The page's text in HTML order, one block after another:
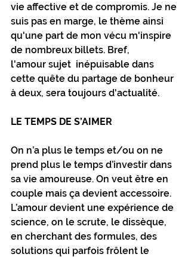
vie affective et de compromis. Je ne
suis pas en marge, le thème ainsi
qu'une part de mon vécu m'inspire
de nombreux billets. Bref,
l'amour sujet  inépuisable dans
cette quête du partage de bonheur
à deux, sera toujours d'actualité.
LE TEMPS DE S’AIMER
On n’a plus le temps et/ou on ne
prend plus le temps d’investir dans
sa vie amoureuse. On veut être en
couple mais ça devient accessoire.
L’amour devient une expérience de
science, on le scrute, le dissèque,
en cherchant des formules, des
solutions qui parfois frôlent le